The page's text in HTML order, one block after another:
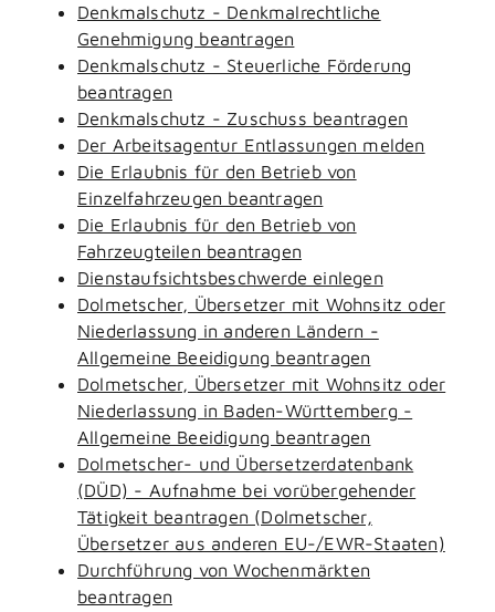
Denkmalschutz - Denkmalrechtliche
Genehmigung beantragen
Denkmalschutz - Steuerliche Förderung
beantragen
Denkmalschutz - Zuschuss beantragen
Der Arbeitsagentur Entlassungen melden
Die Erlaubnis für den Betrieb von
Einzelfahrzeugen beantragen
Die Erlaubnis für den Betrieb von
Fahrzeugteilen beantragen
Dienstaufsichtsbeschwerde einlegen
Dolmetscher, Übersetzer mit Wohnsitz oder
Niederlassung in anderen Ländern -
Allgemeine Beeidigung beantragen
Dolmetscher, Übersetzer mit Wohnsitz oder
Niederlassung in Baden-Württemberg -
Allgemeine Beeidigung beantragen
Dolmetscher- und Übersetzerdatenbank
(DÜD) - Aufnahme bei vorübergehender
Tätigkeit beantragen (Dolmetscher,
Übersetzer aus anderen EU-/EWR-Staaten)
Durchführung von Wochenmärkten
beantragen